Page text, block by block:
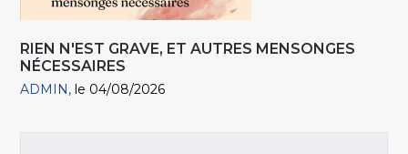
RIEN N'EST GRAVE, ET AUTRES MENSONGES
NÉCESSAIRES
ADMIN le 04/08/2026